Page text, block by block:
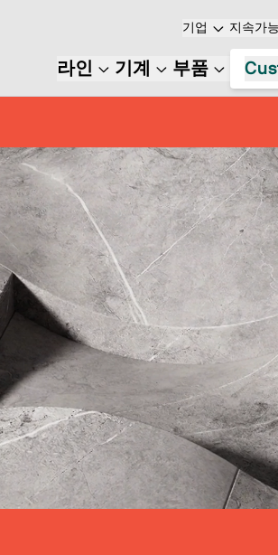
기업 지속가
라인 기계 부품